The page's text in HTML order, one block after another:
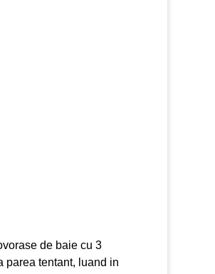
de baie cu 3
parea tentant, luand in